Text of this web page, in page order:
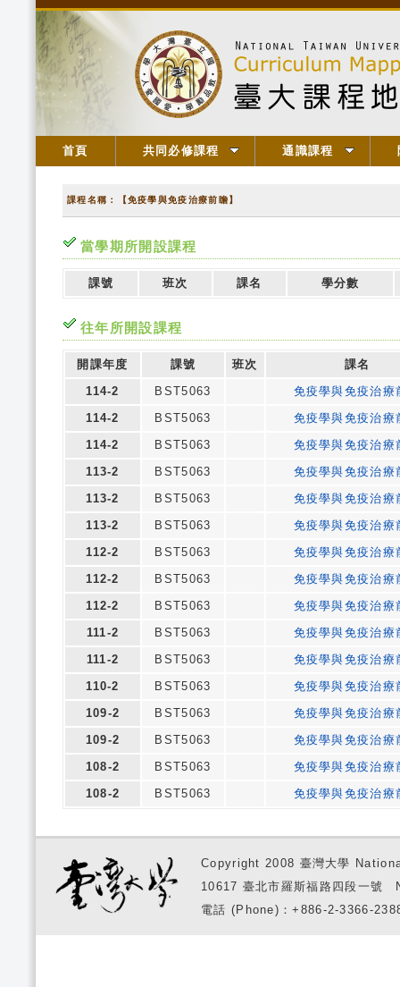
首頁 共同必修課程 通識課程
課程名稱：【免疫學與免疫治療前瞻】
當學期所開設課程
課號 班次 課名 學分數
往年所開設課程
開課年度 課號 班次
課名
114-2
BST5063
免疫學與免疫治療
114-2
BST5063
免疫學與免疫治療
114-2
BST5063
免疫學與免疫治療
113-2
BST5063
免疫學與免疫治療
113-2
BST5063
免疫學與免疫治療
113-2
BST5063
免疫學與免疫治療
112-2
BST5063
免疫學與免疫治療
112-2
BST5063
免疫學與免疫治療
112-2
BST5063
免疫學與免疫治療
111-2
BST5063
免疫學與免疫治療
111-2
BST5063
免疫學與免疫治療
110-2
BST5063
免疫學與免疫治療
109-2
BST5063
免疫學與免疫治療
109-2
BST5063
免疫學與免疫治療
108-2
BST5063
免疫學與免疫治療
108-2
BST5063 免疫學與免疫治療
Copyright 2008 臺灣大學
10617 臺北市羅斯福路四段一
電話 (Phone)：+886-2-3366-